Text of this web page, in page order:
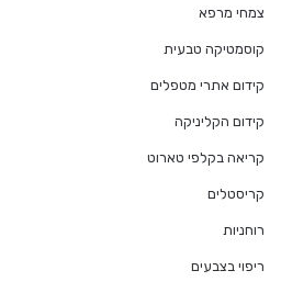
צמחי מרפא
קוסמטיקה טבעית
קידום אתרי מטפלים
קידום הקליניקה
קריאה בקלפי טארוט
קריסטלים
רוחניות
ריפוי בצבעים